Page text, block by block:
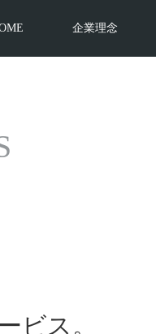
企業理念
ビス。